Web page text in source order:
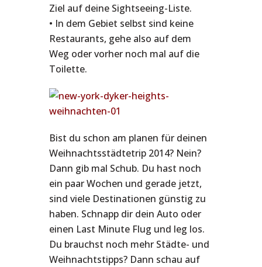
Ziel auf deine Sightseeing-Liste.
• In dem Gebiet selbst sind keine
Restaurants, gehe also auf dem
Weg oder vorher noch mal auf die
Toilette.
Bist du schon am planen für deinen
Weihnachtsstädtetrip 2014? Nein?
Dann gib mal Schub. Du hast noch
ein paar Wochen und gerade jetzt,
sind viele Destinationen günstig zu
haben. Schnapp dir dein Auto oder
einen Last Minute Flug und leg los.
Du brauchst noch mehr Städte- und
Weihnachtstipps? Dann schau auf